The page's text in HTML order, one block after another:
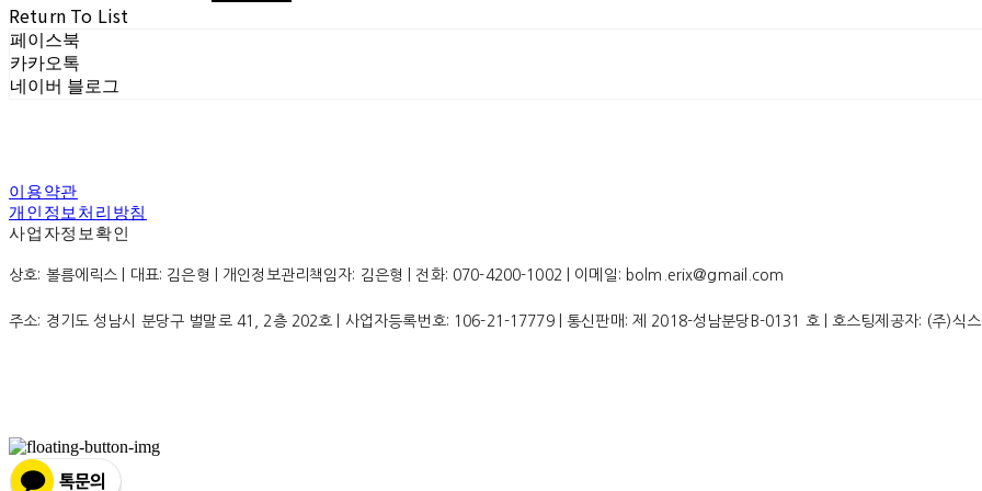
Return To List
페이스북
카카오톡
네이버 블로그
이용약관
개인정보처리방침
사업자정보확인
상호: 볼름에릭스 | 대표: 김은형 | 개인정보관리책임자: 김은형 | 전화: 070-4200-1002 | 이메일: bolm.erix@gmail.com
주소: 경기도 성남시 분당구 벌말로 41, 2층 202호 | 사업자등록번호: 106-21-17779| 통신판매: 제 2018-성남분당B-0131 호| 호스팅제공자: (주)식